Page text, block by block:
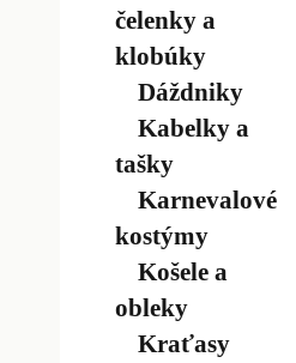
čelenky a
klobúky
Dáždniky
Kabelky a
tašky
Karnevalové
kostýmy
Košele a
obleky
Kraťasy